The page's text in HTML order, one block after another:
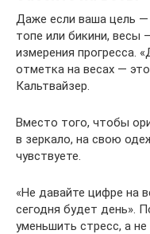
Даже если ваша цель
топе или бикини, весы
измерения прогресса.
отметка на весах —
Кальтвайзер.
Вместо того, чтобы
в зеркало, на свою
чувствуете.
«Не давайте цифре на
сегодня будет день».
уменьшить стресс, а не